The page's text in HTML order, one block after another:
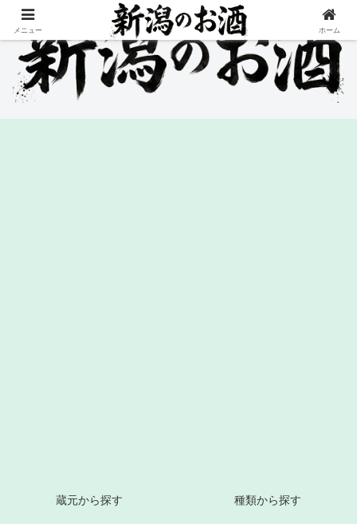
蔵元から探す 種類から探す
メニュー ホーム